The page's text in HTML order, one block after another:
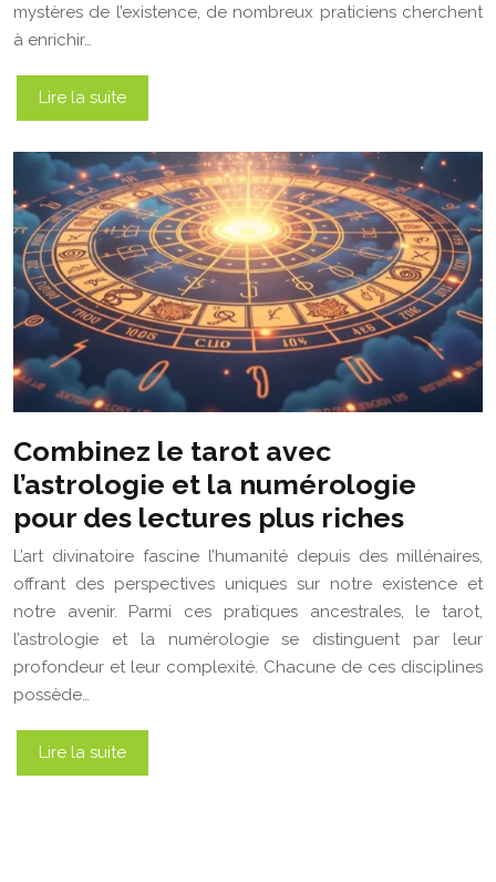
mystères de l’existence, de nombreux praticiens cherchent
à enrichir…
Lire la suite
Combinez le tarot avec
l’astrologie et la numérologie
pour des lectures plus riches
L’art divinatoire fascine l’humanité depuis des millénaires,
offrant des perspectives uniques sur notre existence et
notre avenir. Parmi ces pratiques ancestrales, le tarot,
l’astrologie et la numérologie se distinguent par leur
profondeur et leur complexité. Chacune de ces disciplines
possède…
Lire la suite